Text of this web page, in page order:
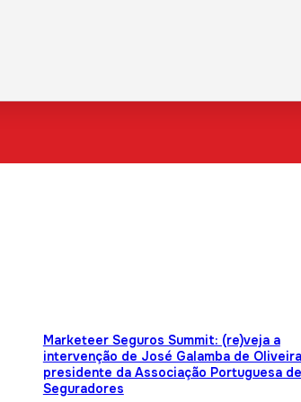
Marketeer Seguros Summit: (re)veja a
intervenção de José Galamba de
presidente da Associação Portuguesa de
Seguradores